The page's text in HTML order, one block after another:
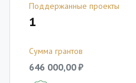
Поддержанные проекты
1
Сумма грантов
646 000,00 ₽